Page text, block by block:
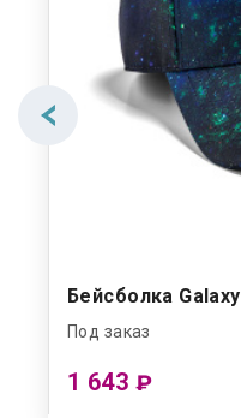
Бейсболка Galaxy
Под заказ
1 643 ₽